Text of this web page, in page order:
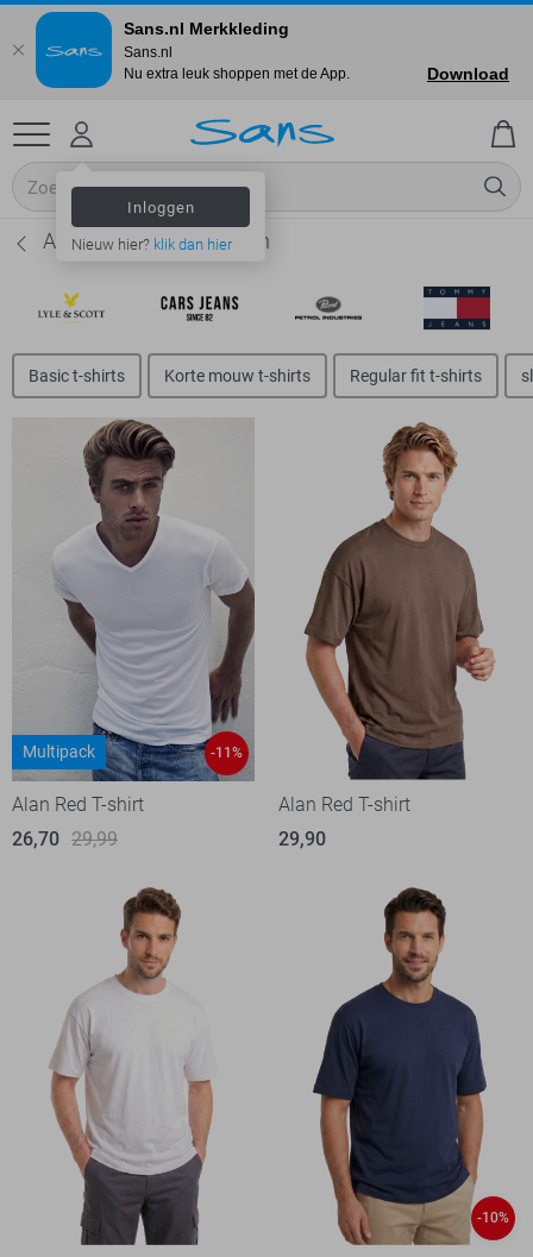
Inloggen
Nieuw hier? klik dan hier
Alan Red T-shirts - Heren
Basic t-shirts Korte mouw t-shirts Regular fit t-shirts
Multipack -11%
Alan Red T-shirt
26,70 29,99
Alan Red T-shirt
29,90
-10%
Sans.nl Merkkleding
Sans.nl
Nu extra leuk shoppen met de App.
Download